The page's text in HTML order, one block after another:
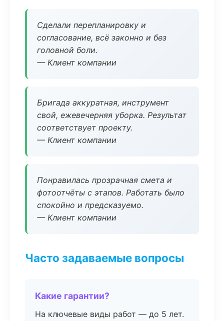
Сделали перепланировку и
согласование, всё законно и без
головной боли.
— Клиент компании
Бригада аккуратная, инструмент
свой, ежевечерняя уборка. Результат
соответствует проекту.
— Клиент компании
Понравилась прозрачная смета и
фотоотчёты с этапов. Работать было
спокойно и предсказуемо.
— Клиент компании
Часто задаваемые вопросы
Какие гарантии?
На ключевые виды работ — до 5 лет.